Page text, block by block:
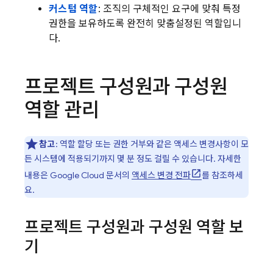
커스텀 역할: 조직의 구체적인 요구에 맞춰 특정
권한을 보유하도록 완전히 맞춤설정된 역할입니
다.
프로젝트 구성원과 구성원
역할 관리
참고: 역할 할당 또는 권한 거부와 같은 액세스 변경사항이 모
든 시스템에 적용되기까지 몇 분 정도 걸릴 수 있습니다. 자세한
내용은 Google Cloud 문서의 액세스 변경 전파
를 참조하세
요.
프로젝트 구성원과 구성원 역할 보
기